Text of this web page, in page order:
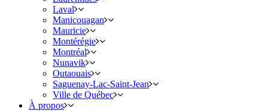
Laval
Manicouagan
Mauricie
Montérégie
Montréal
Nunavik
Outaouais
Saguenay-Lac-Saint-Jean
Ville de Québec
À propos